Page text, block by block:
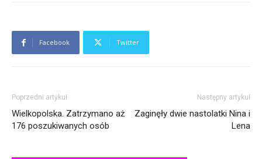
Facebook Twitter
Poprzedni artykuł
Wielkopolska. Zatrzymano aż
176 poszukiwanych osób
Następny artykuł
Zaginęły dwie nastolatki Nina i
Lena